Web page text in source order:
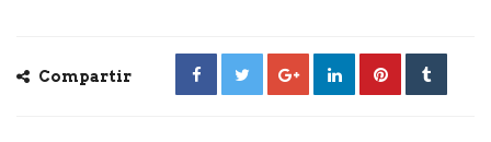
Compartir